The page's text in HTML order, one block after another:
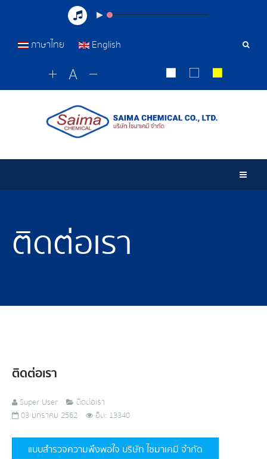
เครื่อ
ภาษาไทย English
ติดต่อเรา
ติดต่อเรา
Super User
ติดต่อเรา
03 มกราคม 2562
ฮิต: 13340
แบบสำรวจความพึงพอใจ บริษัท ไซมาเคมี จำกัด